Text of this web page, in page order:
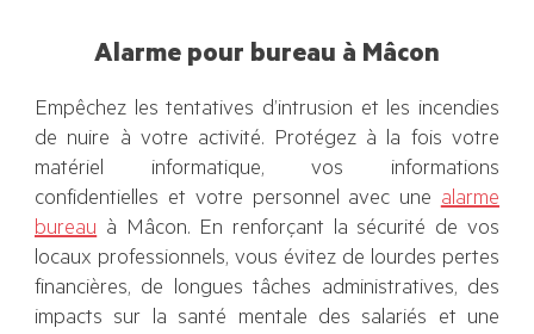
Alarme pour bureau à Mâcon
Empêchez les tentatives d’intrusion et les incendies
de nuire à votre activité. Protégez à la fois votre
matériel informatique, vos informations
confidentielles et votre personnel avec unealarme
bureauà Mâcon. En renforçant la sécurité de vos
locaux professionnels, vous évitez de lourdes pertes
financières, de longues tâches administratives, des
impacts sur la santé mentale des salariés et une